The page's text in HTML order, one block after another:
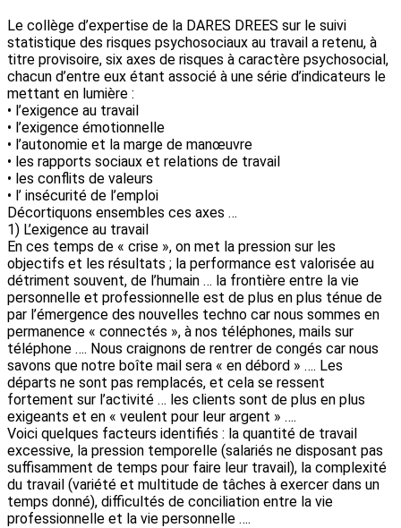
Le collège d’expertise de la DARES DREES sur le suivi
statistique des risques psychosociaux au travail a retenu, à
titre provisoire, six axes de risques à caractère psychosocial,
chacun d’entre eux étant associé à une série d’indicateurs le
mettant en lumière :
• l’exigence au travail
• l’exigence émotionnelle
• l’autonomie et la marge de manœuvre
• les rapports sociaux et relations de travail
• les conflits de valeurs
• l’ insécurité de l’emploi
Décortiquons ensembles ces axes …
1) L’exigence au travail
En ces temps de « crise », on met la pression sur les
objectifs et les résultats ; la performance est valorisée au
détriment souvent, de l’humain … la frontière entre la vie
personnelle et professionnelle est de plus en plus ténue de
par l’émergence des nouvelles techno car nous sommes en
permanence « connectés », à nos téléphones, mails sur
téléphone …. Nous craignons de rentrer de congés car nous
savons que notre boîte mail sera « en débord » …. Les
départs ne sont pas remplacés, et cela se ressent
fortement sur l’activité … les clients sont de plus en plus
exigeants et en « veulent pour leur argent » ….
Voici quelques facteurs identifiés : la quantité de travail
excessive, la pression temporelle (salariés ne disposant pas
suffisamment de temps pour faire leur travail), la complexité
du travail (variété et multitude de tâches à exercer dans un
temps donné), difficultés de conciliation entre la vie
professionnelle et la vie personnelle ….